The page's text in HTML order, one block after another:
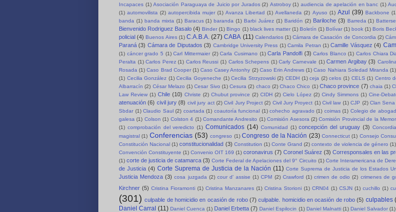
Incapaces (1) Asociación Paraguaya de Juicio por Jurados (2) Astroboy (1) audiencia de apelación en banc (1)
(1) automovilista (2) autopercibida mujer (1) Avanza Libertad (1) Avellaneda (2) Ayuso (1) Azul (39) Backbone
banda (1) banda mixta (1) Baracus (1) baranda (1) Barbi Juárez (1) Baridón (2) Bariloche (3) Barreda (1)
Bienvenido Rodriguez Basalo (4) Binder (1) Bingo (1) black lives matter (1) Boletín (1) Bolívar (1) book (1) Boris
policial (4) Buenos Aires (1) C.A.B.A. (27) CABA (11) Calendarios (1) Cámara de Casación de Concordia (2)
Paraná (3) Cámara de Diputados (3) Cambridge University Press (1) Camila Petran (1) Camille Vásquez (4)
(1) cáncer grado 5 (1) Carl Mittermaier (2) Carla Cusimano (1) Carla Pandolfi (3) Carlos Blanco (1) Carlos Chiara
Peralta (1) Carlos Perez (1) Carlos Reussi (1) Carlos Schepens (1) Carly Carnevale (1) Carmen Argibay (3)
Rosada (1) Caso Brad Cooper (1) Caso Casey Antonhy (2) Caso Erin Andrews (1) Caso Nahiara Soledad Miranda (1)
(1) Cecilia González (1) Cecilia Goyeneche (1) Cecilia Strzyzowski (2) CEDH (1) ceja (2) celos (1) CELS (1) Centro
Albarracín (2) César Melazo (1) Cesar Sivo (1) Cesura (2) chaco (2) Chaco Chico (1) Chaco province (7) chaia (1)
Law Review (1) Chile (10) Christe (2) Chubut province (2) CIDH (2) Cielo López (2) Cindy Simmons (1) Cine-
atenuación (6) civil jury (8) civil jury act (2) Civil Jury Project (2) Civil Jury Proyect (1) Civil law (1) CJP (2) Clan Sena
Sbdar (1) Claudio Saul (2) coartada (1) coautoría funcional (1) cohecho agravado (1) coimas (1) Colegio de
galesa (1) Colson (1) Colston 4 (1) Comandante Andresito (1) Comisión Asesora (2) Comisión Provincial de la
(1) comprobación del veredicto (1) Comunicados (14) Comunidad (1) concepción del uruguay (3) Concordia
magistral (1) Conferencias (53) congreso (1) Congreso de la Nación (23) Connecticut (1) Consejo
Constitución Nacional (1) constitucionalidad (3) Constitution (1) Conte Grand (2) contexto de violencia de género (1)
Convención Constituyente (1) Convenio OIT 169 (1) coronavirus (7) Coronel Suárez (3) Corresponsales en las
(1) corte de justicia de catamarca (3) Corte Federal de Apelaciones del 9° Circuito (1) Corte Interamericana de
de Justicia (4) Corte Suprema de Justicia de la Nación (11) Corte Suprema de Justicia de los Estados
Justicia Mendoza (3) cosa juzgada (2) cour d' assise (1) CPM (2) Crawford (1) crimen de odio (2) crimenes de
Kirchner (5) Cristina Fioramonti (1) Cristina Manzanares (1) Cristina Storioni (1) CRN04 (1) CSJN (1) cuchillo (1)
(301) culpable de homicidio en ocasión de robo (7) culpable. homicidio en ocasión de robo (5) culpables
Daniel Carral (11) Daniel Cuenca (1) Daniel Erbetta (7) Daniel Espilocin (1) Daniel Malnatti (1) Daniel Salvador (1)